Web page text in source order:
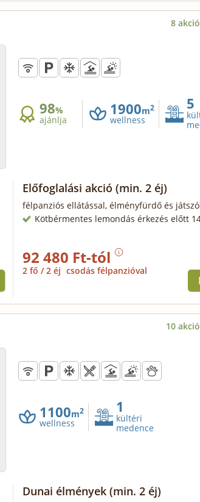
8
98%
ajánlja
1900m2
wellness
5
Előfoglalási akció (min. 2 éj)
félpanziós ellátással, élményfürdő és
Kötbérmentes lemondás érkezés előtt
92 480 Ft-tól
2 fő / 2 éj csodás félpanzióval
10
1100m2
wellness
1
kültéri
medence
Dunai élmények (min. 2 éj)